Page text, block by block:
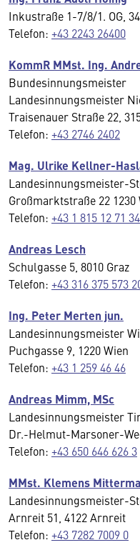
Inkustraße 1-7/8/1. OG,
Telefon: +43 2243 26400
KommR MMst. Ing.
Bundesinnungsmeister
Landesinnungsmeister
Traisenauer Straße 22,
Telefon: +43 2746 2402
Mag. Ulrike Kellner-
Landesinnungsmeister-
Großmarktstraße 22 1230
Telefon: +43 1 815 12 71 34
Andreas Lesch
Schulgasse 5, 8010 Graz
Telefon: +43 316 375 573
Ing. Peter Merten jun.
Landesinnungsmeister
Puchgasse 9, 1220 Wien
Telefon: +43 1 259 46 46
Andreas Mimm, MSc
Landesinnungsmeister
Dr.-Helmut-Marsoner-
Telefon: +43 650 646 626 3
MMst. Klemens
Landesinnungsmeister-
Arnreit 51, 4122 Arnreit
Telefon: +43 7282 7009 0